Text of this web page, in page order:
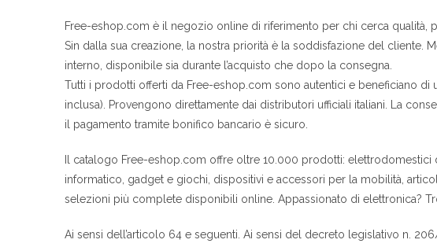
Free-eshop.com è il negozio online di riferimento per chi cerca qualità,
Sin dalla sua creazione, la nostra priorità è la soddisfazione del cliente.
interno, disponibile sia durante l’acquisto che dopo la consegna.
Tutti i prodotti offerti da Free-eshop.com sono autentici e beneficiano di
inclusa). Provengono direttamente dai distributori ufficiali italiani. La
il pagamento tramite bonifico bancario è sicuro.
Il catalogo Free-eshop.com offre oltre 10.000 prodotti:
informatico, gadget e giochi, dispositivi e accessori per la mobilità,
selezioni più complete disponibili online. Appassionato di elettronica?
Ai sensi dell’articolo 64 e seguenti. Ai sensi del decreto legislativo n.